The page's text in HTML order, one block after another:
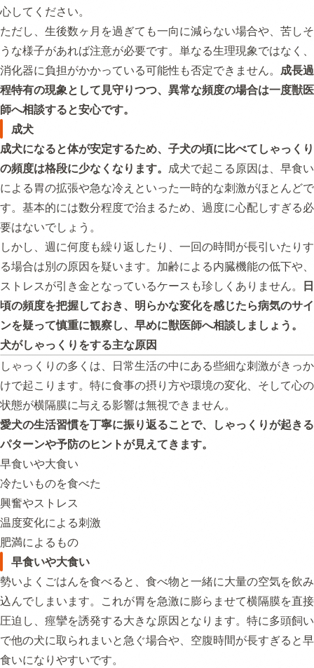
心してください。
ただし、生後数ヶ月を過ぎても一向に減らない場合や、苦しそ
うな様子があれば注意が必要です。単なる生理現象ではなく、
消化器に負担がかかっている可能性も否定できません。 成長過
程特有の現象として見守りつつ、異常な頻度の場合は一度獣医
師へ相談すると安心です。
成犬
成犬になると体が安定するため、子犬の頃に比べてしゃっくり
の頻度は格段に少なくなります。 成犬で起こる原因は、早食い
による胃の拡張や急な冷えといった一時的な刺激がほとんどで
す。基本的には数分程度で治まるため、過度に心配しすぎる必
要はないでしょう。
しかし、週に何度も繰り返したり、一回の時間が長引いたりす
る場合は別の原因を疑います。加齢による内臓機能の低下や、
ストレスが引き金となっているケースも珍しくありません。
日
頃の頻度を把握しておき、明らかな変化を感じたら病気のサイ
ンを疑って慎重に観察し、早めに獣医師へ相談しましょう。
犬がしゃっくりをする主な原因
しゃっくりの多くは、日常生活の中にある些細な刺激がきっか
けで起こります。特に食事の摂り方や環境の変化、そして心の
状態が横隔膜に与える影響は無視できません。
愛犬の生活習慣を丁寧に振り返ることで、しゃっくりが起きる
パターンや予防のヒントが見えてきます。
早食いや大食い
冷たいものを食べた
興奮やストレス
温度変化による刺激
肥満によるもの
早食いや大食い
勢いよくごはんを食べると、食べ物と一緒に大量の空気を飲み
込んでしまいます。これが胃を急激に膨らませて横隔膜を直接
圧迫し、痙攣を誘発する大きな原因となります。特に多頭飼い
で他の犬に取られまいと急ぐ場合や、空腹時間が長すぎると早
食いになりやすいです。